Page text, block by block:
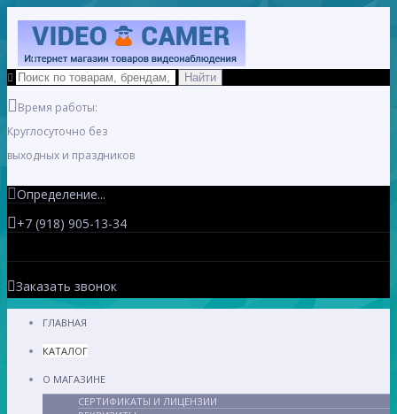
Время работы:
Круглосуточно без
выходных и праздников
Определение...
+7 (918) 905-13-34
Заказать звонок
ГЛАВНАЯ
КАТАЛОГ
О МАГАЗИНЕ
СЕРТИФИКАТЫ И ЛИЦЕНЗИИ